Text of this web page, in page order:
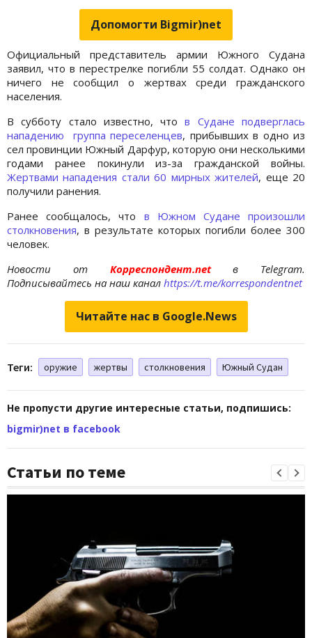
Допомогти Bigmir)net
Официальный представитель армии Южного Судана
заявил, что в перестрелке погибли 55 солдат. Однако он
ничего не сообщил о жертвах среди гражданского
населения.
В субботу стало известно, чтов Судане подверглась
нападению группа переселенцев, прибывших в одно из
сел провинции Южный Дарфур, которую они несколькими
годами ранее покинули из-за гражданской войны.
Жертвами нападения стали 60 мирных жителей, еще 20
получили ранения.
Ранее сообщалось, что в Южном Судане произошли
столкновения, в результате которых погибли более 300
человек.
Новости отКорреспондент.netв Telegram.
Подписывайтесь на наш канал https://t.me/korrespondentnet
Читайте нас в Google.News
Теги: оружие жертвы столкновения Южный Судан
Не пропусти другие интересные статьи, подпишись:
bigmir)net в facebook
Статьи по теме